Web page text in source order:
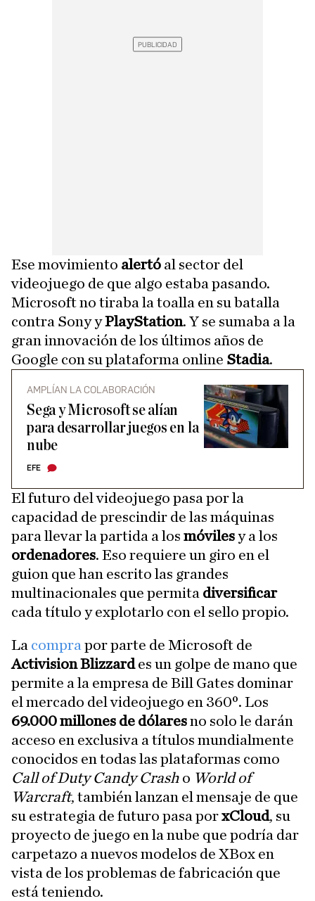
Ese movimiento alertó al sector del
videojuego de que algo estaba pasando.
Microsoft no tiraba la toalla en su batalla
contra Sony yPlayStation. Y se sumaba a la
gran innovación de los últimos años de
Google con su plataforma online Stadia.
AMPLÍAN LA COLABORACIÓN
Sega y Microsoft se alían
para desarrollar juegos en la
nube
EFE
El futuro del videojuego pasa por la
capacidad de prescindir de las máquinas
para llevar la partida a los móvilesy a los
ordenadores. Eso requiere un giro en el
guion que han escrito las grandes
multinacionales que permita diversificar
cada título y explotarlo con el sello propio.
La compra por parte de Microsoft de
Activision Blizzardes un golpe de mano que
permite a la empresa de Bill Gates dominar
el mercado del videojuego en 360º. Los
69.000 millones de dólaresno solo le darán
acceso en exclusiva a títulos mundialmente
conocidos en todas las plataformas como
Call of Duty Candy Crash o World of
Warcraft, también lanzan el mensaje de que
su estrategia de futuro pasa porxCloud, su
proyecto de juego en la nube que podría dar
carpetazo a nuevos modelos de XBox en
vista de los problemas de fabricación que
está teniendo.